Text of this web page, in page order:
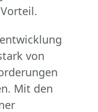
von
Mit den